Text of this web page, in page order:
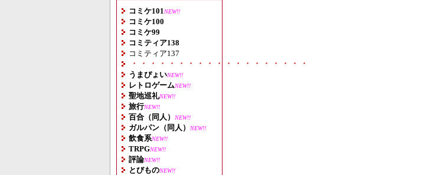
コミケ101 NEW!!
コミケ100
コミケ99
コミティア138
コミティア137
・・・・・・・・・・・・・・・・・・・
うまぴょいNEW!!
レトロゲームNEW!!
聖地巡礼NEW!!
旅行NEW!!
百合（同人） NEW!!
ガルパン（同人） NEW!!
飲食系NEW!!
TRPGNEW!!
評論NEW!!
とびものNEW!!